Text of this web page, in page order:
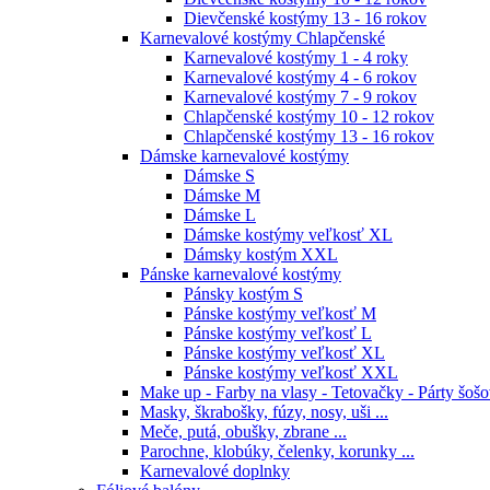
Dievčenské kostýmy 13 - 16 rokov
Karnevalové kostýmy Chlapčenské
Karnevalové kostýmy 1 - 4 roky
Karnevalové kostýmy 4 - 6 rokov
Karnevalové kostýmy 7 - 9 rokov
Chlapčenské kostýmy 10 - 12 rokov
Chlapčenské kostýmy 13 - 16 rokov
Dámske karnevalové kostýmy
Dámske S
Dámske M
Dámske L
Dámske kostýmy veľkosť XL
Dámsky kostým XXL
Pánske karnevalové kostýmy
Pánsky kostým S
Pánske kostýmy veľkosť M
Pánske kostýmy veľkosť L
Pánske kostýmy veľkosť XL
Pánske kostýmy veľkosť XXL
Make up - Farby na vlasy - Tetovačky - Párty
Masky, škrabošky, fúzy, nosy, uši ...
Meče, putá, obušky, zbrane ...
Parochne, klobúky, čelenky, korunky ...
Karnevalové doplnky